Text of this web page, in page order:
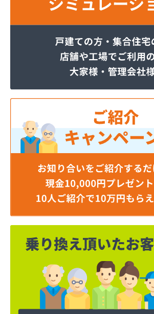
岡田燃料店
株式会社フモト商会
株式会社愛媛ガスセンター
株式会社柿原石油
株式会社丸源ガス
株式会社寺田商店
株式会社小田商店 本店
株式会社松山生協本社
株式会社松山生協本社 垣生充填所
株式会社松山生協本社 小野基地
株式会社松山生協本社 石井基地
株式会社松山生協本社 味生基地
株式会社松南産業
株式会社松友ガス
株式会社新田石油店
株式会社大内造船所 ガス販売部
株式会社竹田石油
株式会社仲渡石油
株式会社天宗 本社
株式会社天宗 新居浜ガスセンター
株式会社天宗 今治ガスセンター
株式会社東燃